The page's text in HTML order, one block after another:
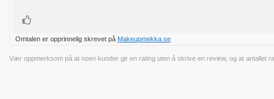
Liker
Omtalen er opprinnelig skrevet på Makeupmekka.se
Vær oppmerksom på at noen kunder gir en rating uten å skrive en review, og at antallet